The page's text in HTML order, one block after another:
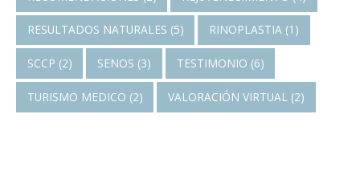
RESULTADOS NATURALES (5) RINOPLASTIA (1)
SCCP (2) SENOS (3) TESTIMONIO (6)
TURISMO MEDICO (2) VALORACIÓN VIRTUAL (2)